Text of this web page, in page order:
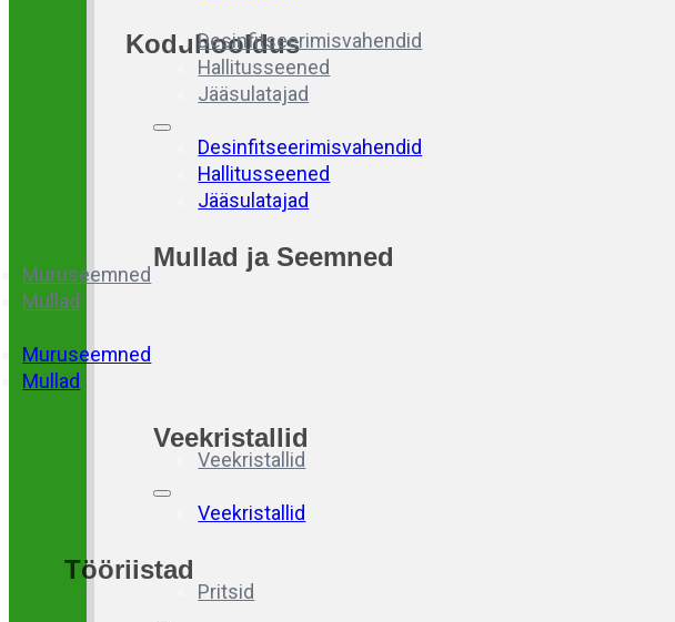
Koduhooldus
Desinfitseerimisvahendid
Hallitusseened
Jääsulatajad
Desinfitseerimisvahendid
Hallitusseened
Jääsulatajad
Mullad ja Seemned
Muruseemned
Mullad
Muruseemned
Mullad
Veekristallid
Veekristallid
Veekristallid
Tööriistad
Pritsid